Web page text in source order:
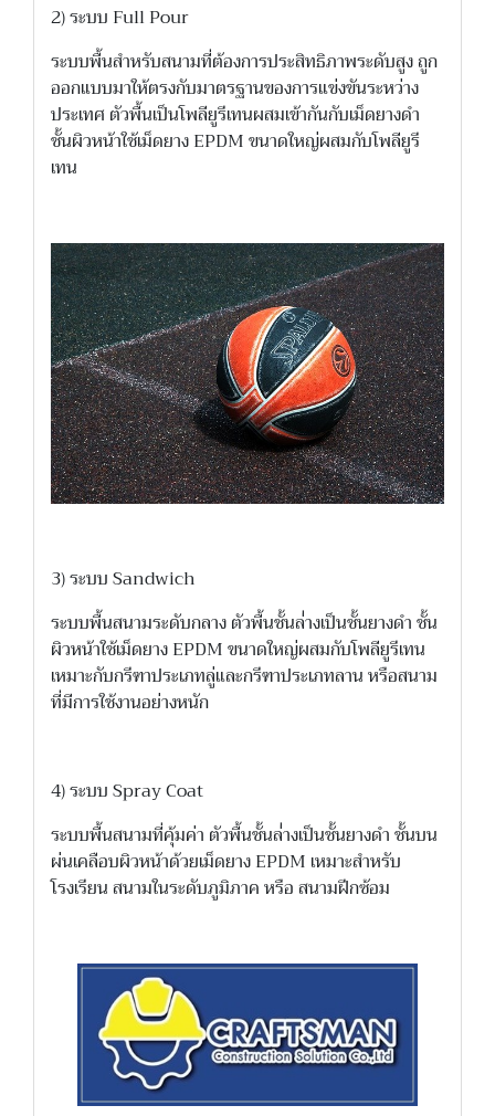
2) ระบบ Full Pour
ระบบพื้นสำหรับสนามที่ต้องการประสิทธิภาพระดับสูง ถูก
ออกแบบมาให้ตรงกับมาตรฐานของการแข่งขันระหว่าง
ประเทศ ตัวพื้นเป็นโพลียูรีเทนผสมเข้ากันกับเม็ดยางดำ
ชั้นผิวหน้าใช้เม็ดยาง EPDM ขนาดใหญ่ผสมกับโพลียูรี
เทน
3) ระบบ Sandwich
ระบบพื้นสนามระดับกลาง ตัวพื้นชั้นล่่างเป็นชั้นยางดำ ชั้น
ผิวหน้าใช้เม็ดยาง EPDM ขนาดใหญ่ผสมกับโพลียูรีเทน
เหมาะกับกรีฑาประเภทลู่และกรีฑาประเภทลาน หรือสนาม
ที่มีการใช้งานอย่างหนัก
4) ระบบ Spray Coat
ระบบพื้นสนามที่คุ้มค่า ตัวพื้นชั้นล่่างเป็นชั้นยางดำ ชั้นบน
ผ่นเคลือบผิวหน้าด้วยเม็ดยาง EPDM เหมาะสำหรับ
โรงเรียน สนามในระดับภูมิภาค หรือ สนามฝีกซ้อม